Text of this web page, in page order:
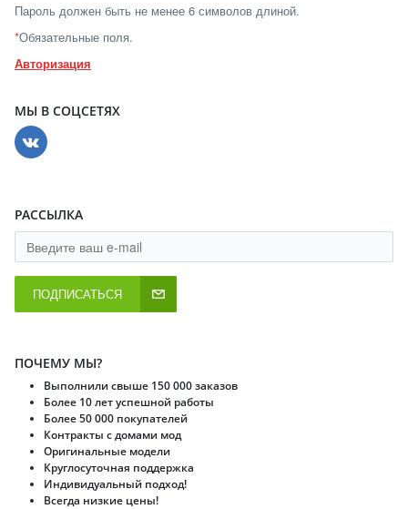
Пароль должен быть не менее 6 символов длиной.
*Обязательные поля.
Авторизация
МЫ В СОЦСЕТЯХ
РАССЫЛКА
ПОДПИСАТЬСЯ
ПОЧЕМУ МЫ?
Выполнили свыше 150 000 заказов
Более 10 лет успешной работы
Более 50 000 покупателей
Контракты с домами мод
Оригинальные модели
Круглосуточная поддержка
Индивидуальный подход!
Всегда низкие цены!